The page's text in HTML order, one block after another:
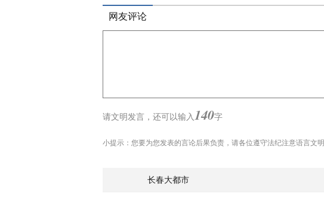
网友评论
请文明发言， 还可以输入140字
小提示：您要为您发表的言论后果负责，请各位遵守法纪注意语言文明
长春大都市